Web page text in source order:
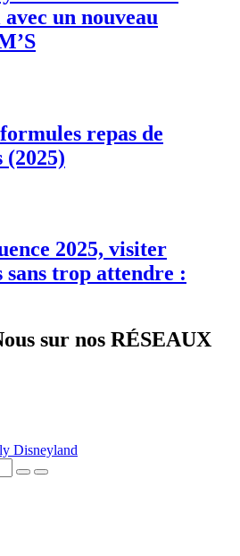
un nouveau
repas de
(2025)
2025, visiter
trop attendre :
sur nos RÉSEAUX